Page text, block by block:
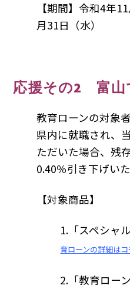
【期間】令和4年
月31日（水）
応援その2 富山
教育ローンの対象
県内に就職され、
ただいた場合、残
0.40％引き下げいた
【対象商品】
1.「スペシャ
育ローンの詳細はコ
2.「教